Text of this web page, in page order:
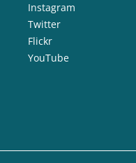
Instagram
Twitter
Flickr
YouTube